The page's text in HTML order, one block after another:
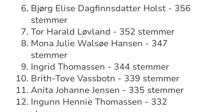
Bjørg Elise Dagfinnsdatter Holst - 356
stemmer
Tor Harald Løvland - 352 stemmer
Mona Julie Walsøe Hansen - 347
stemmer
Ingrid Thomassen - 344 stemmer
Brith-Tove Vassbotn - 339 stemmer
Anita Johanne Jensen - 335 stemmer
Ingunn Hennie Thomassen - 332